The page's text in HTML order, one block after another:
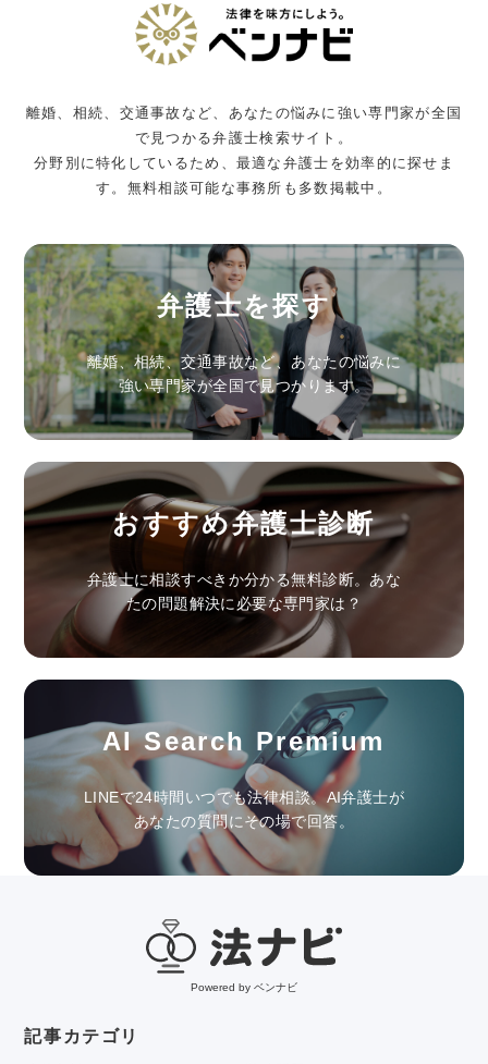
離婚、相続、交通事故など、あなたの悩みに強い専門家が全国
で見つかる弁護士検索サイト。
分野別に特化しているため、最適な弁護士を効率的に探せま
す。無料相談可能な事務所も多数掲載中。
弁護士を探す
離婚、相続、交通事故など、あなたの悩みに
強い専門家が全国で見つかります。
おすすめ弁護士診断
弁護士に相談すべきか分かる無料診断。あな
たの問題解決に必要な専門家は？
AI Search Premium
LINEで24時間いつでも法律相談。AI弁護士が
あなたの質問にその場で回答。
Powered by ベンナビ
記事カテゴリ